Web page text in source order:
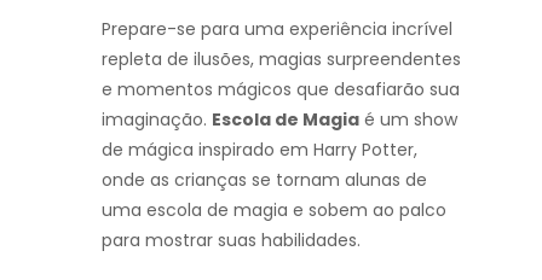
Prepare-se para uma experiência incrível
repleta de ilusões, magias surpreendentes
e momentos mágicos que desafiarão sua
imaginação. Escola de Magia é um show
de mágica inspirado em Harry Potter,
onde as crianças se tornam alunas de
uma escola de magia e sobem ao palco
para mostrar suas habilidades.